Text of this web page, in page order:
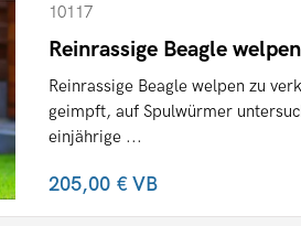
10117
Reinrassige Beagle
Reinrassige Beagle welpen zu
geimpft, auf Spulwürmer
einjährige ...
205,00 €VB